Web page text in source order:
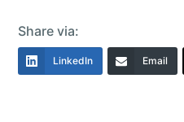
Share via:
LinkedIn Email